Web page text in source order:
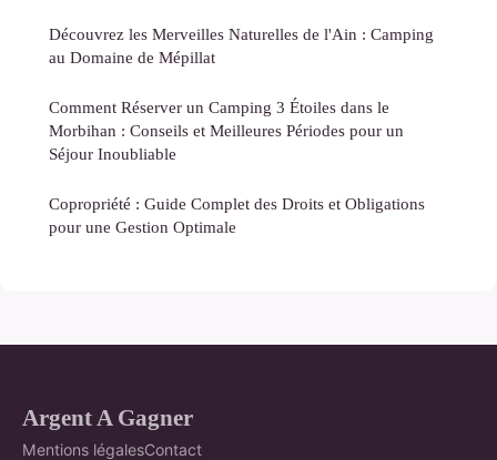
Découvrez les Merveilles Naturelles de l'Ain : Camping
au Domaine de Mépillat
Comment Réserver un Camping 3 Étoiles dans le
Morbihan : Conseils et Meilleures Périodes pour un
Séjour Inoubliable
Copropriété : Guide Complet des Droits et Obligations
pour une Gestion Optimale
Argent A Gagner
Mentions légalesContact